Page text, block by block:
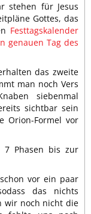
stehen für Jesus
Gottes, das
Festtagskalender
genauen Tag des
das zweite
man noch Vers
siebenmal
sichtbar sein
Orion-Formel vor
7 Phasen bis zur
vor ein paar
das nichts
wir noch nicht die